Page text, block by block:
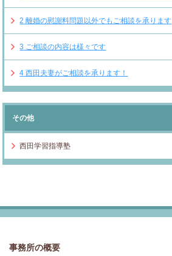
2 離婚の慰謝料問題以外でもご相談を承ります
3 ご相談の内容は様々です
4 西田夫妻がご相談を承ります！
その他
西田学習指導塾
事務所の概要